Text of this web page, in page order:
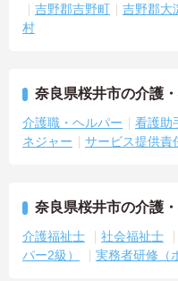
吉野郡吉野町
吉野郡大
村
奈良県桜井市の介護
介護職・ヘルパー 看護助
ネジャー
サービス提供責
奈良県桜井市の介護
介護福祉士 社会福祉士
パー2級）
実務者研修（